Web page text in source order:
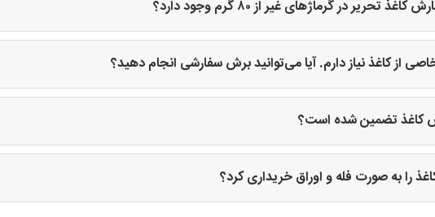
تحریر در گرماژهای غیر از ۸۰ گرم وجود دارد؟
از کاغذ نیاز دارم. آیا می‌توانید برش سفارشی انجام دهید؟
کاغذ تضمین شده است؟
را به صورت فله و اوراق خریداری کرد؟